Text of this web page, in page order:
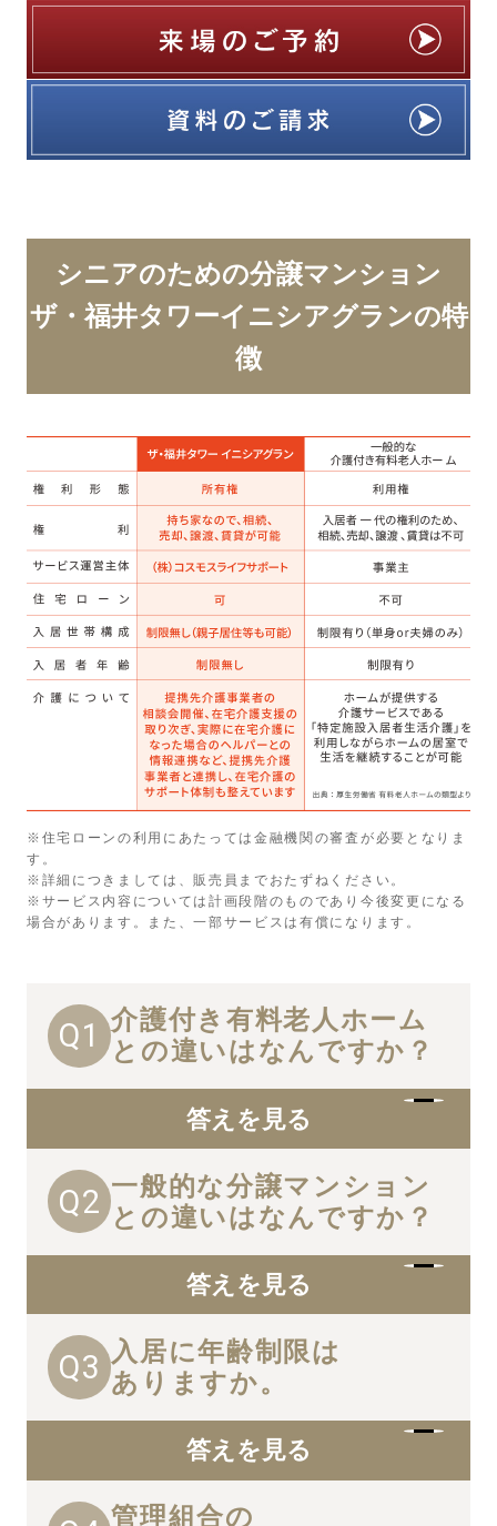
シニアのための分譲マンション
ザ・福井タワーイニシアグランの特
徴
※住宅ローンの利用にあたっては金融機関の審査が必要となりま
す。
※詳細につきましては、販売員までおたずねください。
※サービス内容については計画段階のものであり今後変更になる
場合があります。また、一部サービスは有償になります。
Q1 介護付き有料老人ホーム
との違いはなんですか？
答えを見る
Q2 一般的な分譲マンション
との違いはなんですか？
答えを見る
Q3 入居に年齢制限は
ありますか。
答えを見る
管理組合の